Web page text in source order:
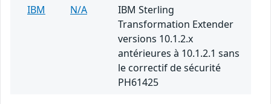
IBM
N/A
IBM Sterling
Transformation Extender
versions 10.1.2.x
antérieures à 10.1.2.1 sans
le correctif de sécurité
PH61425